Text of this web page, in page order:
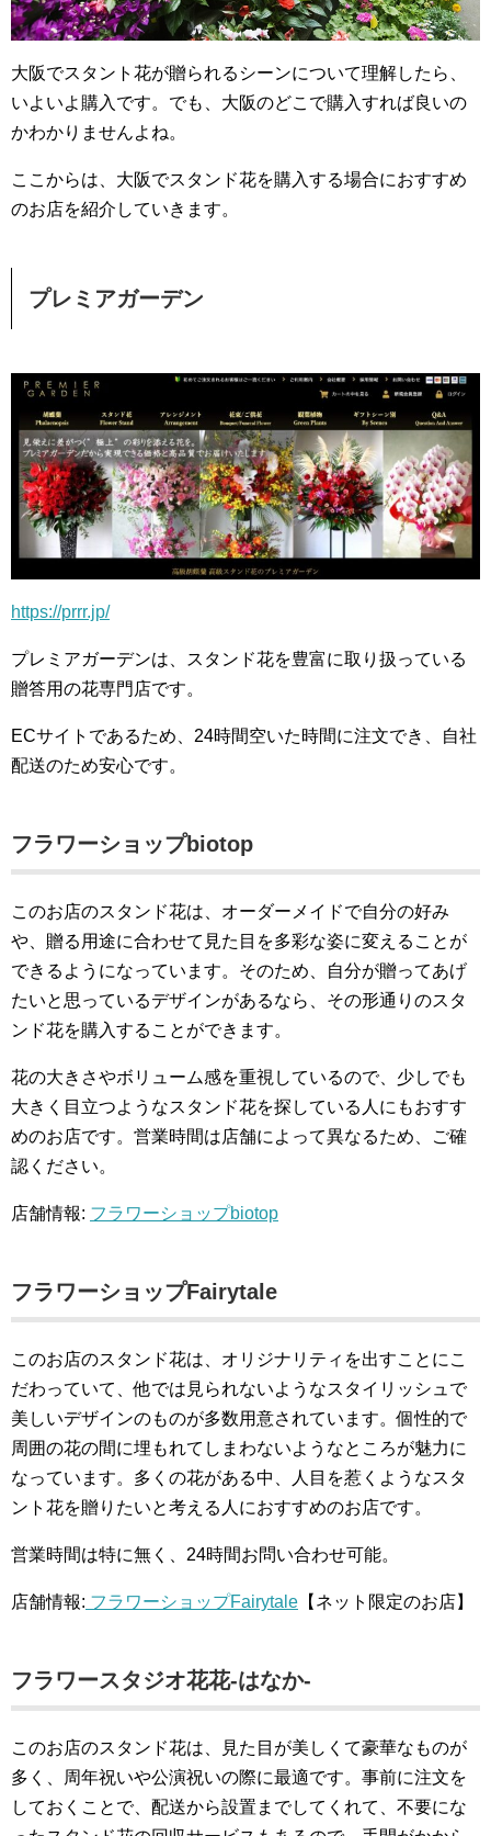
大阪でスタント花が贈られるシーンについて理解したら、
いよいよ購入です。でも、大阪のどこで購入すれば良いの
かわかりませんよね。
ここからは、大阪でスタンド花を購入する場合におすすめ
のお店を紹介していきます。
プレミアガーデン
https://prrr.jp/
プレミアガーデンは、スタンド花を豊富に取り扱っている
贈答用の花専門店です。
ECサイトであるため、24時間空いた時間に注文でき、自社
配送のため安心です。
フラワーショップbiotop
このお店のスタンド花は、オーダーメイドで自分の好み
や、贈る用途に合わせて見た目を多彩な姿に変えることが
できるようになっています。そのため、自分が贈ってあげ
たいと思っているデザインがあるなら、その形通りのスタ
ンド花を購入することができます。
花の大きさやボリューム感を重視しているので、少しでも
大きく目立つようなスタンド花を探している人にもおすす
めのお店です。営業時間は店舗によって異なるため、ご確
認ください。
店舗情報: フラワーショップbiotop
フラワーショップFairytale
このお店のスタンド花は、オリジナリティを出すことにこ
だわっていて、他では見られないようなスタイリッシュで
美しいデザインのものが多数用意されています。個性的で
周囲の花の間に埋もれてしまわないようなところが魅力に
なっています。多くの花がある中、人目を惹くようなスタ
ント花を贈りたいと考える人におすすめのお店です。
営業時間は特に無く、24時間お問い合わせ可能。
店舗情報: フラワーショップFairytale 【ネット限定のお店】
フラワースタジオ花花-はなか-
このお店のスタンド花は、見た目が美しくて豪華なものが
多く、周年祝いや公演祝いの際に最適です。事前に注文を
しておくことで、配送から設置までしてくれて、不要にな